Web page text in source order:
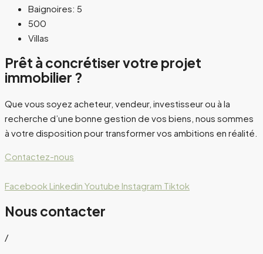
Baignoires: 5
500
Villas
Prêt à concrétiser votre projet
immobilier ?
Que vous soyez acheteur, vendeur, investisseur ou à la
recherche d’une bonne gestion de vos biens, nous sommes
à votre disposition pour transformer vos ambitions en réalité.
Contactez-nous
Facebook Linkedin Youtube Instagram Tiktok
Nous contacter
/